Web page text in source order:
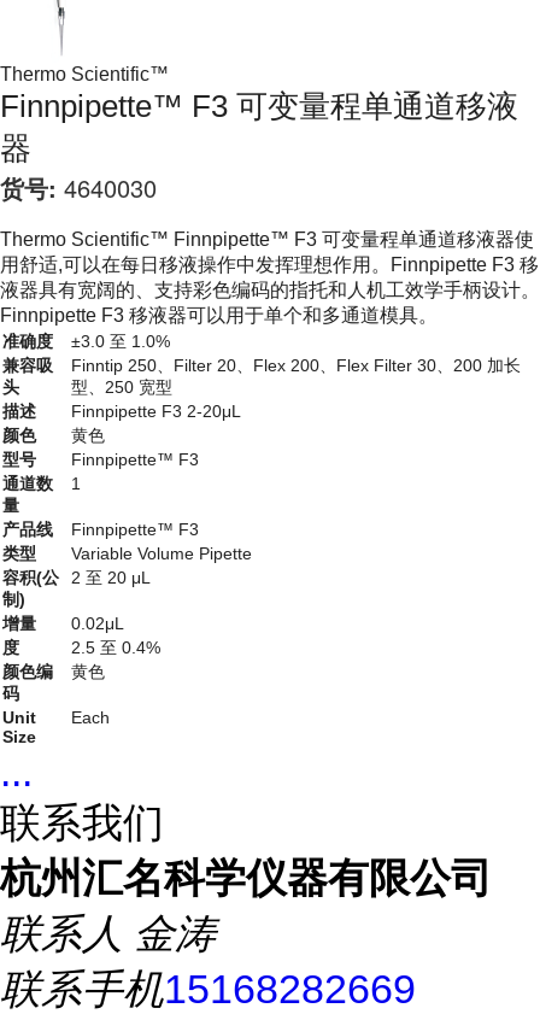
Thermo Scientific™
Finnpipette™ F3 可变量程单通道移液
器
货号: 4640030
Thermo Scientific™ Finnpipette™ F3 可变量程单通道移液器使
用舒适,可以在每日移液操作中发挥理想作用。Finnpipette F3 移
液器具有宽阔的、支持彩色编码的指托和人机工效学手柄设计。
Finnpipette F3 移液器可以用于单个和多通道模具。
准确度
±3.0 至 1.0%
兼容吸
头
Finntip 250、Filter 20、Flex 200、Flex Filter 30、200 加长
型、250 宽型
描述
Finnpipette F3 2-20μL
颜色
黄色
型号
Finnpipette™ F3
通道数
量
1
产品线
Finnpipette™ F3
类型
Variable Volume Pipette
容积(公
制)
2 至 20 μL
增量
0.02μL
度
2.5 至 0.4%
颜色编
码
黄色
Unit
Size
Each
...
联系我们
杭州汇名科学仪器有限公司
联系人 金涛
联系手机15168282669